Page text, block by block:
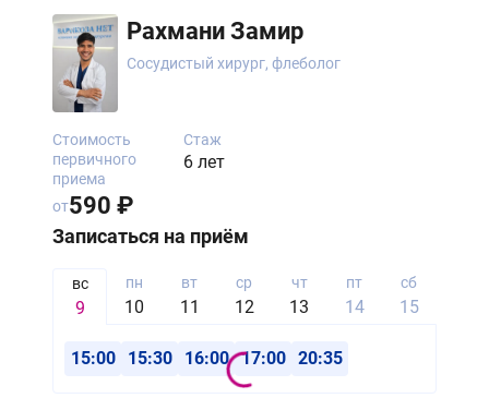
Рахмани Замир
Сосудистый хирург, флеболог
Стаж
6 лет
Стоимость
первичного
приема
от590 ₽
Записаться на приём
вс
9
пн
10
вт
11
ср
12
чт
13
пт
14
сб
15
15:00 15:30 16:00 17:00 20:35